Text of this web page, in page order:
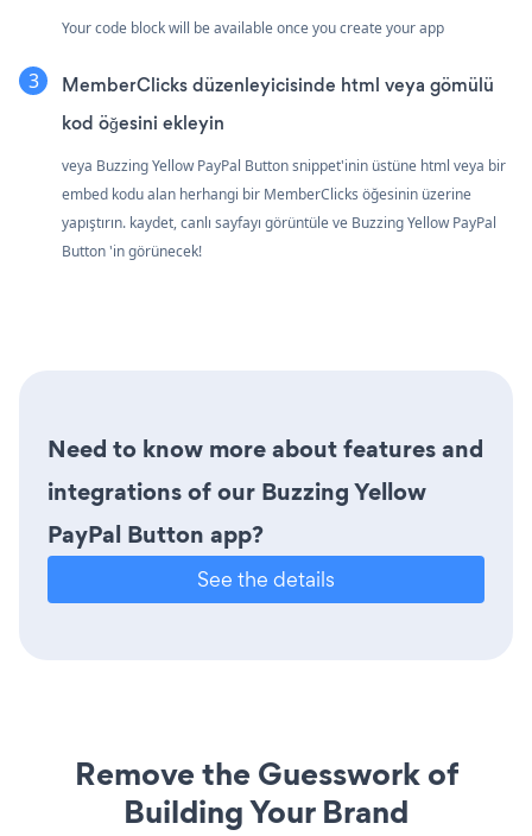
Your code block will be available once you create your app
MemberClicks düzenleyicisinde html veya gömülü
kod öğesini ekleyin
veya Buzzing Yellow PayPal Button snippet'inin üstüne html veya bir
embed kodu alan herhangi bir MemberClicks öğesinin üzerine
yapıştırın. kaydet, canlı sayfayı görüntüle ve Buzzing Yellow PayPal
Button 'in görünecek!
Need to know more about features and
integrations of our Buzzing Yellow
PayPal Button app?
See the details
Remove the Guesswork of
Building Your Brand